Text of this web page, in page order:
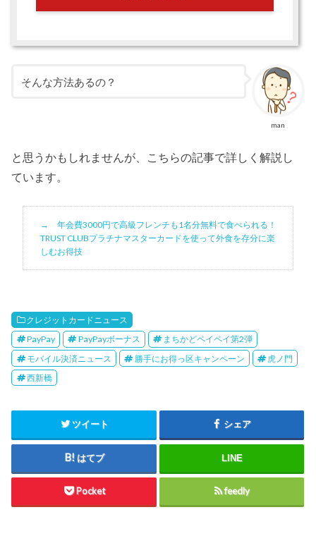
man
そんな方法あるの？
と思うかもしれませんが、こちらの記事で詳しく解説し
ています。
年会費3000円で高級フレンチも1名分無料で食べられる！
TRUST CLUBプラチナマスターカードを使って外食を存分に楽
しむお得技
クレジットカードニュース
PayPay
PayPayボーナス
まちかどペイペイ第2弾
モバイル決済ニュース
勝手にお得っ区キャンペーン
虎ノ門
西新橋
ツイート シェア
はてブ LINE
Pocket feedly